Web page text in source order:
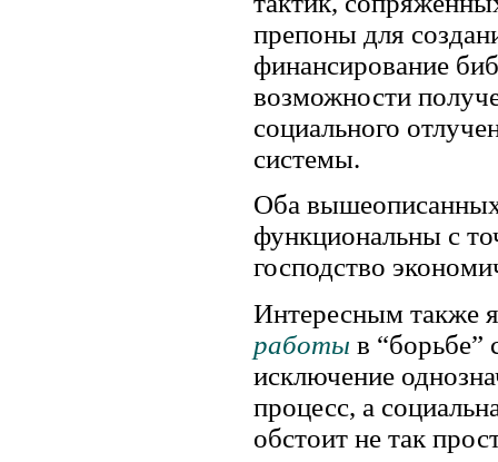
препоны для
финансирование
возможности
социального
системы.
Оба
функциональны с
господство
Интересным также
работы в
исключение
процесс, а
обстоит не так